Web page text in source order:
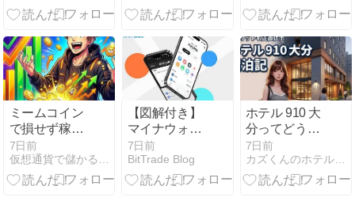
ーがやり方を
つを店舗一覧
ミームコイン
で損せず稼ぐ
ための絶対ル
ール
7日前
【図解付き】
マイナウォレ
ットとは？作
成方法・始め
方・使い方を
7日前
BitTrade Blog
ホテル 910 大
分ってどう？
実際に泊まっ
て感じたデメ
リットや客室
7日前
カズくんのホテル宿泊攻略blog